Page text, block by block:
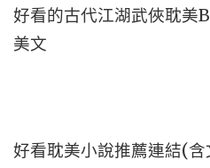
好看的古代江湖武俠耽美
美文
好看耽美小說推薦連結(